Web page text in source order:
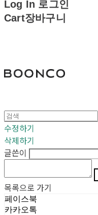
Log In 로그인
Cart장바구니
수정하기
삭제하기
글쓴이
목록으로 가기
페이스북
카카오톡